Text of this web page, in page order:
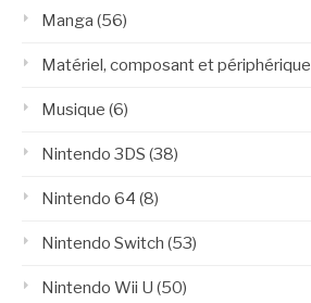
Manga (56)
Matériel, composant et périphérique
Musique (6)
Nintendo 3DS (38)
Nintendo 64 (8)
Nintendo Switch (53)
Nintendo Wii U (50)